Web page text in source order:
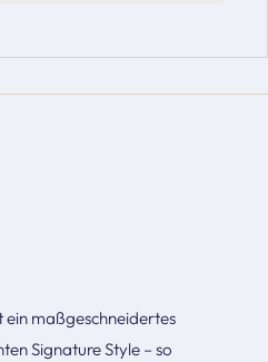
ein maßgeschneidertes
Signature Style – so